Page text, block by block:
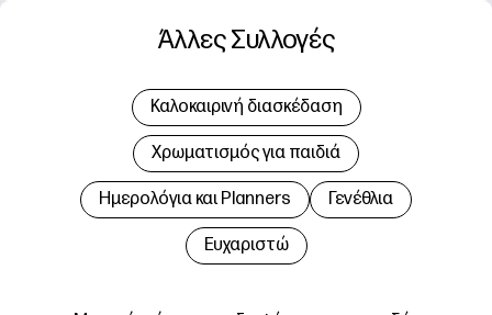
Άλλες Συλλογές
Καλοκαιρινή διασκέδαση
Χρωματισμός για παιδιά
Hμερολόγια και Planners Γενέθλια
Ευχαριστώ